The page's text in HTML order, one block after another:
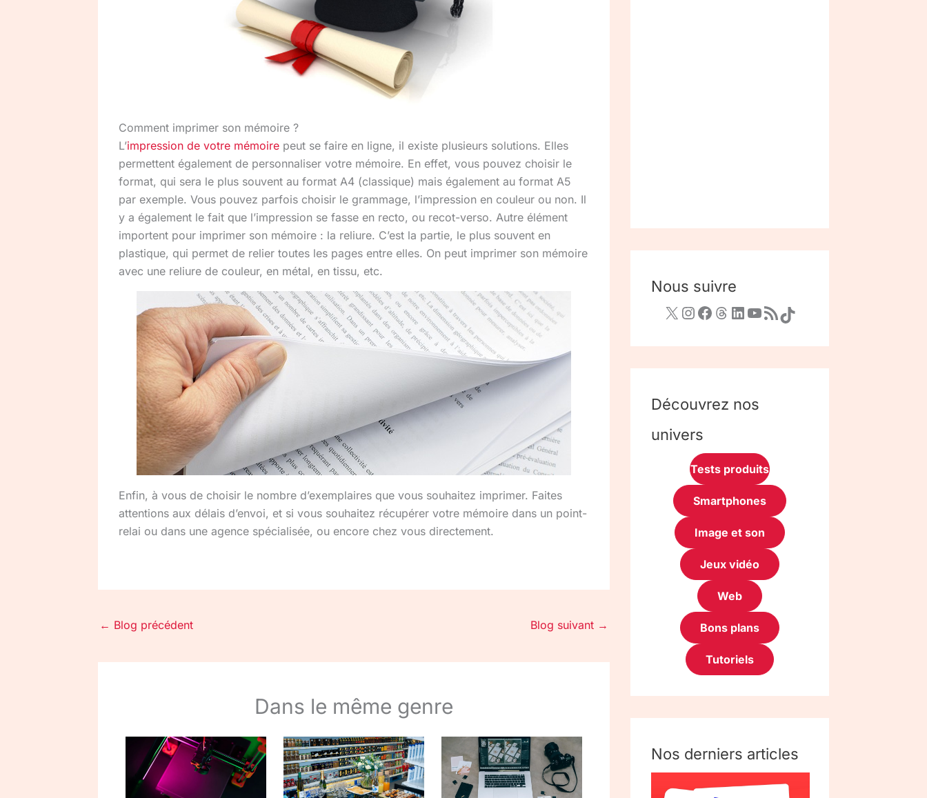
Comment imprimer son mémoire ?
L’impression de votre mémoire peut se faire en ligne, il existe plusieurs solutions. Elles
permettent également de personnaliser votre mémoire. En effet, vous pouvez choisir le
format, qui sera le plus souvent au format A4 (classique) mais également au format A5
par exemple. Vous pouvez parfois choisir le grammage, l’impression en couleur ou non. Il
y a également le fait que l’impression se fasse en recto, ou recot-verso. Autre élément
importent pour imprimer son mémoire : la reliure. C’est la partie, le plus souvent en
plastique, qui permet de relier toutes les pages entre elles. On peut imprimer son mémoire
avec une reliure de couleur, en métal, en tissu, etc.
Enfin, à vous de choisir le nombre d’exemplaires que vous souhaitez imprimer. Faites
attentions aux délais d’envoi, et si vous souhaitez récupérer votre mémoire dans un point-
relai ou dans une agence spécialisée, ou encore chez vous directement.
← Blog précédent Blog suivant →
Dans le même genre
Nous suivre
Découvrez nos
univers
Tests produits
Smartphones
Image et son
Jeux vidéo
Web
Bons plans
Tutoriels
Nos derniers articles